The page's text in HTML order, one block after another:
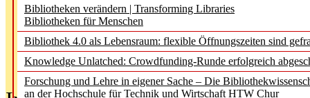
Bibliotheken verändern | Transforming Libraries
Bibliotheken für Menschen
Bibliothek 4.0 als Lebensraum: flexible Öffnungszeiten sind
Knowledge Unlatched: Crowdfunding-Runde erfolgreich
Forschung und Lehre in eigener Sache – Die
an der Hochschule für Technik und Wirtschaft HTW Chur